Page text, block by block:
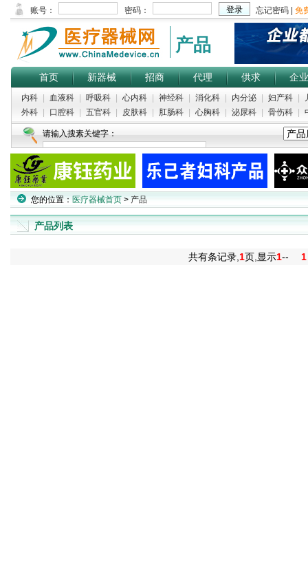
产品
首页 新器械 招商 代理 供求 企业
内科 血液科 呼吸科 心内科 神经科 消化科 内分泌 妇产科
外科
口腔科 五官科 皮肤科 肛肠科 心胸科 泌尿科 骨伤科
请输入搜素关键字：
您的位置： 医疗器械首页 > 产品
产品列表
共有条记录, 1页,显示1-- 1